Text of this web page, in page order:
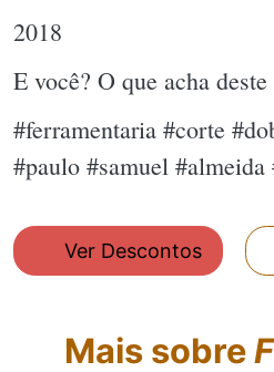
2018
E você? O que acha
#ferramentaria #corte
#paulo #samuel
Ver Descontos
Mais sobre